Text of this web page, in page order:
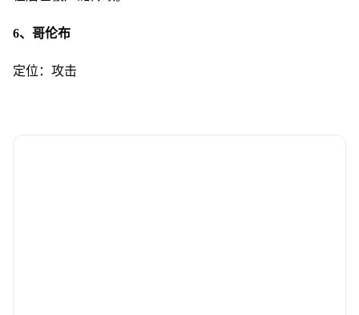
6、哥伦布
定位：攻击